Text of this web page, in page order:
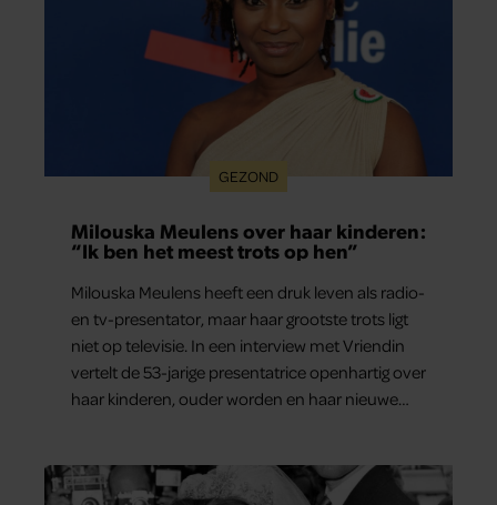
GEZOND
Milouska Meulens over haar kinderen:
“Ik ben het meest trots op hen”
Milouska Meulens heeft een druk leven als radio-
en tv-presentator, maar haar grootste trots ligt
niet op televisie. In een interview met Vriendin
vertelt de 53-jarige presentatrice openhartig over
haar kinderen, ouder worden en haar nieuwe
dag het meest bezighouden.